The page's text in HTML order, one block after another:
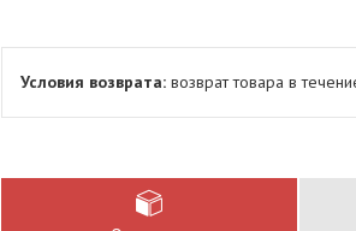
возврат товара в